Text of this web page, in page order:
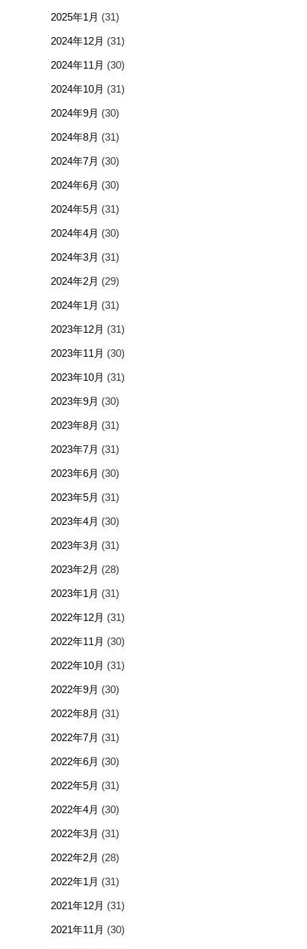
2025年1月 (31)
2024年12月 (31)
2024年11月 (30)
2024年10月 (31)
2024年9月 (30)
2024年8月 (31)
2024年7月 (30)
2024年6月 (30)
2024年5月 (31)
2024年4月 (30)
2024年3月 (31)
2024年2月 (29)
2024年1月 (31)
2023年12月 (31)
2023年11月 (30)
2023年10月 (31)
2023年9月 (30)
2023年8月 (31)
2023年7月 (31)
2023年6月 (30)
2023年5月 (31)
2023年4月 (30)
2023年3月 (31)
2023年2月 (28)
2023年1月 (31)
2022年12月 (31)
2022年11月 (30)
2022年10月 (31)
2022年9月 (30)
2022年8月 (31)
2022年7月 (31)
2022年6月 (30)
2022年5月 (31)
2022年4月 (30)
2022年3月 (31)
2022年2月 (28)
2022年1月 (31)
2021年12月 (31)
2021年11月 (30)